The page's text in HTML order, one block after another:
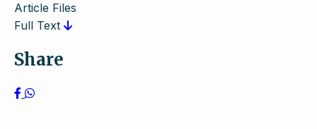
Article Files
Full Text
Share